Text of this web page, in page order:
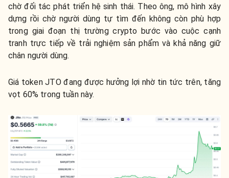
chờ đối tác phát triển hệ sinh thái. Theo ông, mô hình xây
dựng rồi chờ người dùng tự tìm đến không còn phù hợp
trong giai đoạn thị trường crypto bước vào cuộc cạnh
tranh trực tiếp về trải nghiệm sản phẩm và khả năng giữ
chân người dùng.
Giá token JTO đang được hưởng lợi nhờ tin tức trên, tăng
vọt 60% trong tuần này.